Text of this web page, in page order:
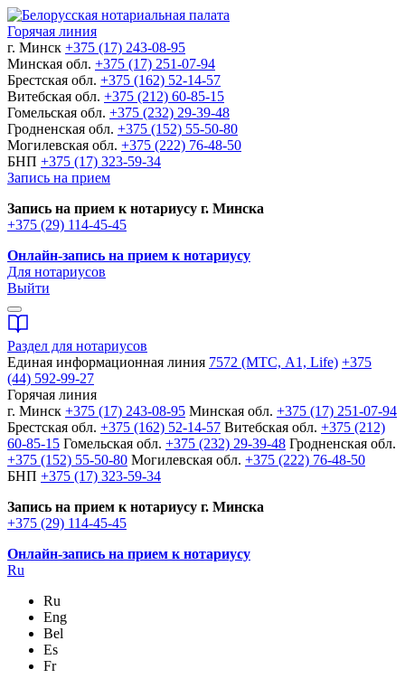
Горячая линия
г. Минск +375 (17) 243-08-95
Минская обл. +375 (17) 251-07-94
Брестская обл. +375 (162) 52-14-57
Витебская обл. +375 (212) 60-85-15
Гомельская обл. +375 (232) 29-39-48
Гродненская обл. +375 (152) 55-50-80
Могилевская обл. +375 (222) 76-48-50
БНП +375 (17) 323-59-34
Запись на прием
Запись на прием к нотариусу г. Минска
+375 (29) 114-45-45
Онлайн-запись на прием к нотариусу
Для нотариусов
Выйти
Раздел для нотариусов
Единая информационная линия 7572 (МТС, A1, Life) +375
(44) 592-99-27
Горячая линия
г. Минск +375 (17) 243-08-95 Минская обл. +375 (17) 251-07-94
Брестская обл. +375 (162) 52-14-57 Витебская обл. +375 (212)
60-85-15 Гомельская обл. +375 (232) 29-39-48 Гродненская обл.
+375 (152) 55-50-80 Могилевская обл. +375 (222) 76-48-50
БНП +375 (17) 323-59-34
Запись на прием к нотариусу г. Минска
+375 (29) 114-45-45
Онлайн-запись на прием к нотариусу
Ru
Ru
Eng
Bel
Es
Fr